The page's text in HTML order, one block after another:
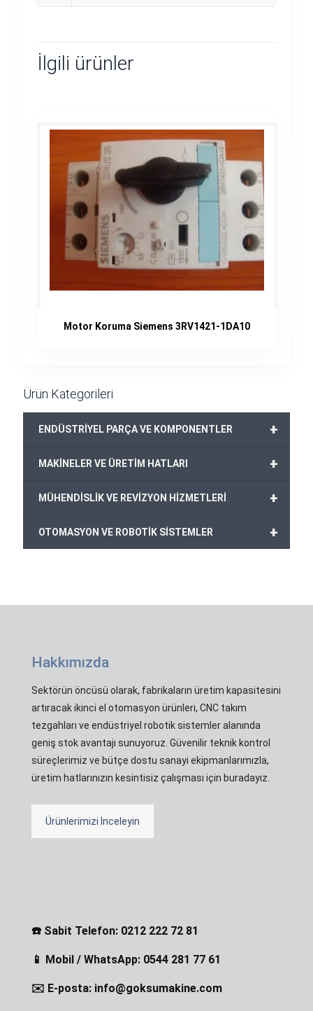
İlgili ürünler
Motor Koruma Siemens 3RV1421-1DA10
Ürün Kategorileri
+
ENDÜSTRİYEL PARÇA VE KOMPONENTLER
+
MAKİNELER VE ÜRETİM HATLARI
+
MÜHENDİSLİK VE REVİZYON HİZMETLERİ
+
OTOMASYON VE ROBOTİK SİSTEMLER
Hakkımızda
Sektörün öncüsü olarak, fabrikaların üretim kapasitesini
artıracak ikinci el otomasyon ürünleri, CNC takım
tezgahları ve endüstriyel robotik sistemler alanında
geniş stok avantajı sunuyoruz. Güvenilir teknik kontrol
süreçlerimiz ve bütçe dostu sanayi ekipmanlarımızla,
üretim hatlarınızın kesintisiz çalışması için buradayız.
Ürünlerimizi İnceleyin
☎️ Sabit Telefon: 0212 222 72 81
📱 Mobil / WhatsApp: 0544 281 77 61
✉️ E-posta: info@goksumakine.com